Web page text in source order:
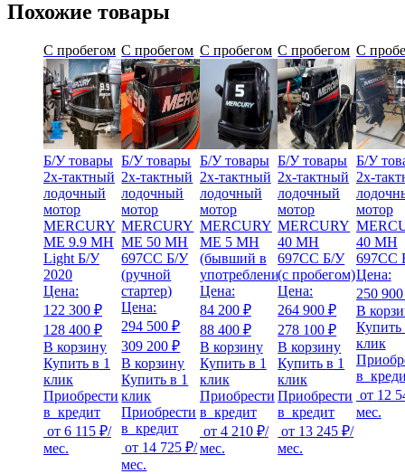
Похожие товары
С пробегом
Б/У товары
2х-тактный
лодочный
мотор
MERCURY
ME 9.9 MH
Light Б/У
2020
Цена:
122 300 ₽
128 400 ₽
В корзину
Купить в 1
клик
Приобрести
в кредит
от 6 115 ₽/
мес.
С пробегом
Б/У товары
2х-тактный
лодочный
мотор
MERCURY
ME 50 MH
697CC Б/У
(ручной
стартер)
Цена:
294 500 ₽
309 200 ₽
В корзину
Купить в 1
клик
Приобрести
вкредит
от 14 725 ₽/
мес.
С пробегом
Б/У товары
2х-тактный
лодочный
мотор
MERCURY
ME 5 MH
(бывший в
употреблении)
Цена:
84 200 ₽
88 400 ₽
В корзину
Купить в 1
клик
Приобрести
в кредит
от 4 210 ₽/
мес.
С пробегом
Б/У товары
2х-тактный
лодочный
мотор
MERCURY
40 MH
697CC Б/У
(с пробегом)
Цена:
264 900 ₽
278 100 ₽
В корзину
Купить в 1
клик
Приобрести
вкредит
от 13 245 ₽/
мес.
С
Б/У
2х-
мотор
40 MH
697CC
Цена:
250
В
Купить
клик
в
от 12
мес.